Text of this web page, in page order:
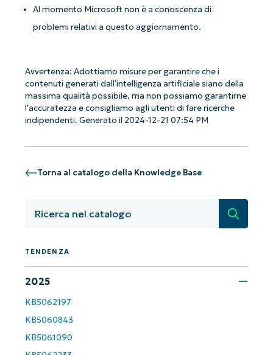
Al momento Microsoft non è a conoscenza di
problemi relativi a questo aggiornamento.
Avvertenza: Adottiamo misure per garantire che i
contenuti generati dall'intelligenza artificiale siano della
massima qualità possibile, ma non possiamo garantirne
l'accuratezza e consigliamo agli utenti di fare ricerche
indipendenti. Generato il 2024-12-21 07:54 PM
Torna al catalogo della Knowledge Base
Ricerca
TENDENZA
2025
KB5062197
KB5060843
KB5061090
dall'AI di NinjaOne!
Non è richiesta alcuna carta di credito e si ha
accesso completo a tutte le funzionalità.
First
and
email*
number*
Paese
Company